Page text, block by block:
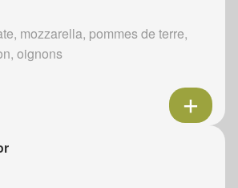
mozzarella, pommes de terre,
oignons